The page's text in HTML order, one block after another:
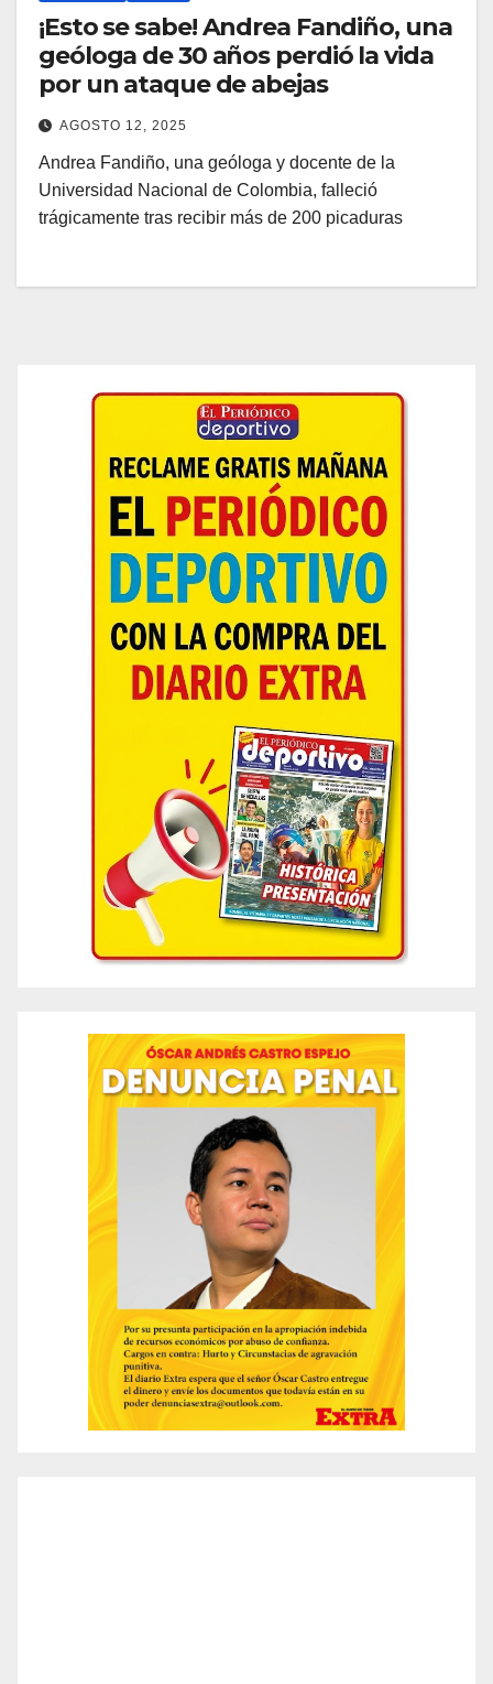
¡Esto se sabe! Andrea Fandiño, una
geóloga de 30 años perdió la vida
por un ataque de abejas
AGOSTO 12, 2025
Andrea Fandiño, una geóloga y docente de la
Universidad Nacional de Colombia, falleció
trágicamente tras recibir más de 200 picaduras